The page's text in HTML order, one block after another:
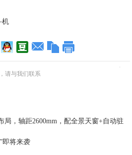
机
请与我们联系
局，轴距2600mm，配全景天窗+自动驻
即将来袭